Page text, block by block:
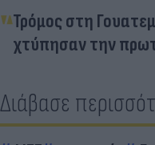
Τρόμος στη
χτύπησαν την
Διάβασε